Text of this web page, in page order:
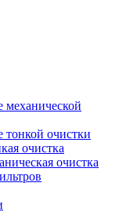
очистки
очистка
очистка